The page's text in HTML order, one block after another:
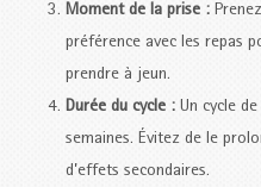
Moment de la prise :
préférence avec les repas
prendre à jeun.
Durée du cycle : Un cycle
semaines. Évitez de le
d’effets secondaires.